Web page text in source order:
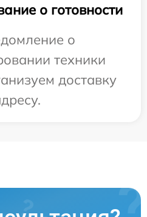
о готовности
о
техники
доставку